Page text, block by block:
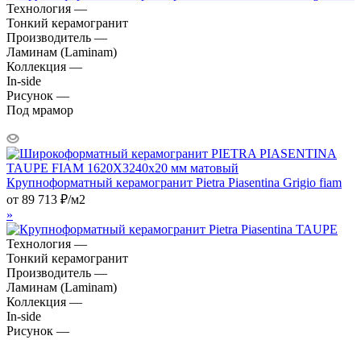
Технология —
Тонкий керамогранит
Производитель —
Ламинам (Laminam)
Коллекция —
In-side
Рисунок —
Под мрамор
Крупноформатный керамогранит Pietra Piasentina Grigio fiam
от 89 713 ₽/м2
»
Технология —
Тонкий керамогранит
Производитель —
Ламинам (Laminam)
Коллекция —
In-side
Рисунок —